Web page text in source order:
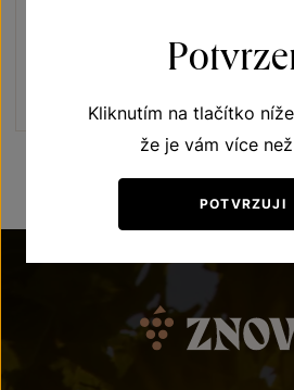
Sekty a šumivá vína
Šarže 1983
Kliknutím na tlačítko
že je vám více
POTVRZUJI